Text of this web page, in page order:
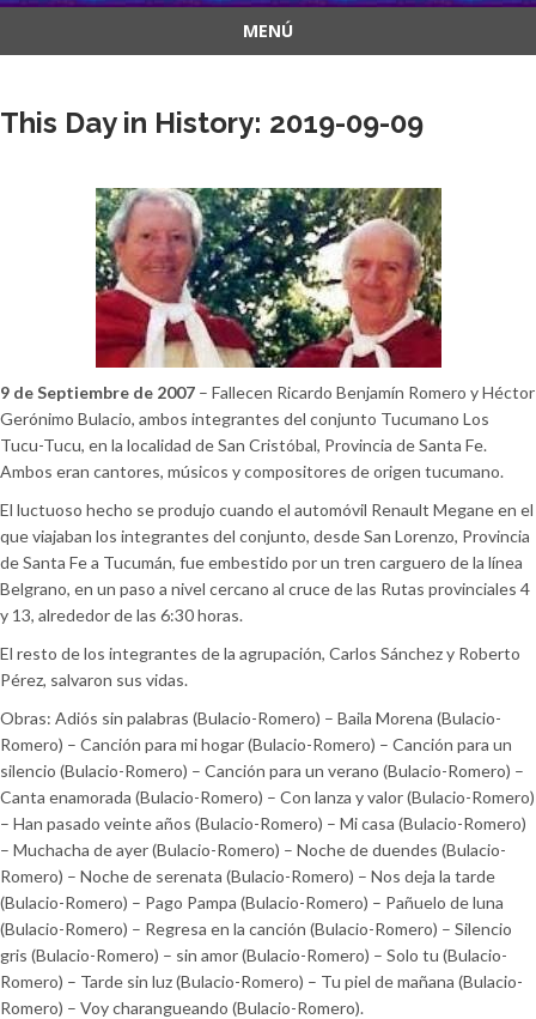
MENÚ
contenido
This Day in History: 2019-09-09
9 de Septiembre de 2007 – Fallecen Ricardo Benjamín Romero y Héctor
Gerónimo Bulacio, ambos integrantes del conjunto Tucumano Los
Tucu-Tucu, en la localidad de San Cristóbal, Provincia de Santa Fe.
Ambos eran cantores, músicos y compositores de origen tucumano.
El luctuoso hecho se produjo cuando el automóvil Renault Megane en el
que viajaban los integrantes del conjunto, desde San Lorenzo, Provincia
de Santa Fe a Tucumán, fue embestido por un tren carguero de la línea
Belgrano, en un paso a nivel cercano al cruce de las Rutas provinciales 4
y 13, alrededor de las 6:30 horas.
El resto de los integrantes de la agrupación, Carlos Sánchez y Roberto
Pérez, salvaron sus vidas.
Obras: Adiós sin palabras (Bulacio-Romero) – Baila Morena (Bulacio-
Romero) – Canción para mi hogar (Bulacio-Romero) – Canción para un
silencio (Bulacio-Romero) – Canción para un verano (Bulacio-Romero) –
Canta enamorada (Bulacio-Romero) – Con lanza y valor (Bulacio-Romero)
– Han pasado veinte años (Bulacio-Romero) – Mi casa (Bulacio-Romero)
– Muchacha de ayer (Bulacio-Romero) – Noche de duendes (Bulacio-
Romero) – Noche de serenata (Bulacio-Romero) – Nos deja la tarde
(Bulacio-Romero) – Pago Pampa (Bulacio-Romero) – Pañuelo de luna
(Bulacio-Romero) – Regresa en la canción (Bulacio-Romero) – Silencio
gris (Bulacio-Romero) – sin amor (Bulacio-Romero) – Solo tu (Bulacio-
Romero) – Tarde sin luz (Bulacio-Romero) – Tu piel de mañana (Bulacio-
Romero) – Voy charangueando (Bulacio-Romero).